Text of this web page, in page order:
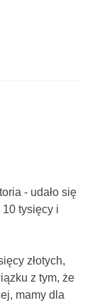
- udało się
tysięcy i
złotych,
z tym, że
mamy dla